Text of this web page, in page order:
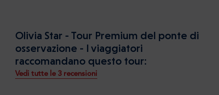
Olivia Star - Tour Premium del ponte di
osservazione - I viaggiatori
raccomandano questo tour:
Vedi tutte le 3 recensioni